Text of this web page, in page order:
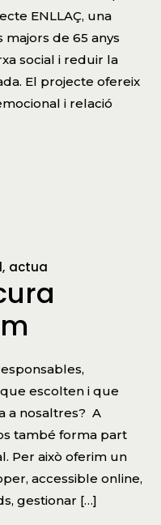
ENLLAÇ, una
majors de 65 anys
social i reduir la
El projecte ofereix
i relació
actua
escolten i que
a nosaltres? A
també forma part
Per això oferim un
accessible online,
gestionar […]